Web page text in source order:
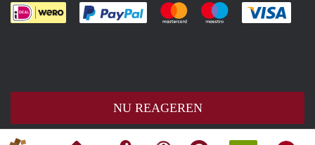
NU REAGEREN
Je rekent gemakkelijk af met Paypal
Je rekent gemakkelijk af met
Je rekent